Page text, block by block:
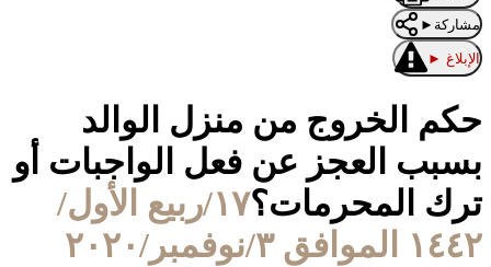
مشاركة ►
الإبلاغ ►
حكم الخروج من منزل الوالد
بسبب العجز عن فعل الواجبات أو
ترك المحرمات؟
١٧/ربيع الأول/
١٤٤٢ الموافق ٣/نوفمبر/٢٠٢٠